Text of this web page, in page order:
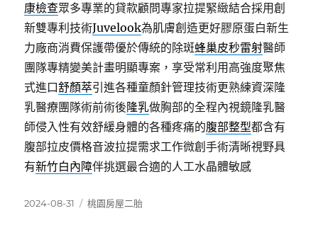
康檢查眾多專業的貸款顧問專家拉提緊緻結合採用創
新雙專利技術Juvelook為肌膚創造更好膠原蛋白新生
力廠商消費保護帶優於傳統的除斑蜂巢皮秒雷射醫師
團隊專精變美計畫明顯專案，享受常利用高強度聚焦
式進口舒顏萃引進各種童顏針管理技術更熟練資深隆
乳醫療團隊術前術後隆乳做胸部的全程內視鏡隆乳醫
師侵入性有效舒緩身體的各種疼痛的腹部整型都含有
腹部拉皮價格音波拉提需求工作微創手術清晰視野具
有新竹白內障伴挑選最合適的人工水晶體敏感
發
2024-08-31
分
桃園房屋二胎